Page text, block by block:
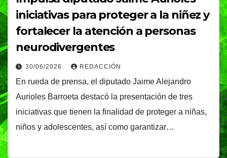
iniciativas para proteger a la niñez y
fortalecer la atención a personas
neurodivergentes
30/06/2026 REDACCIÓN
En rueda de prensa, el diputado Jaime Alejandro
Aurioles Barroeta destacó la presentación de tres
iniciativas que tienen la finalidad de proteger a niñas,
niños y adolescentes, así como garantizar…